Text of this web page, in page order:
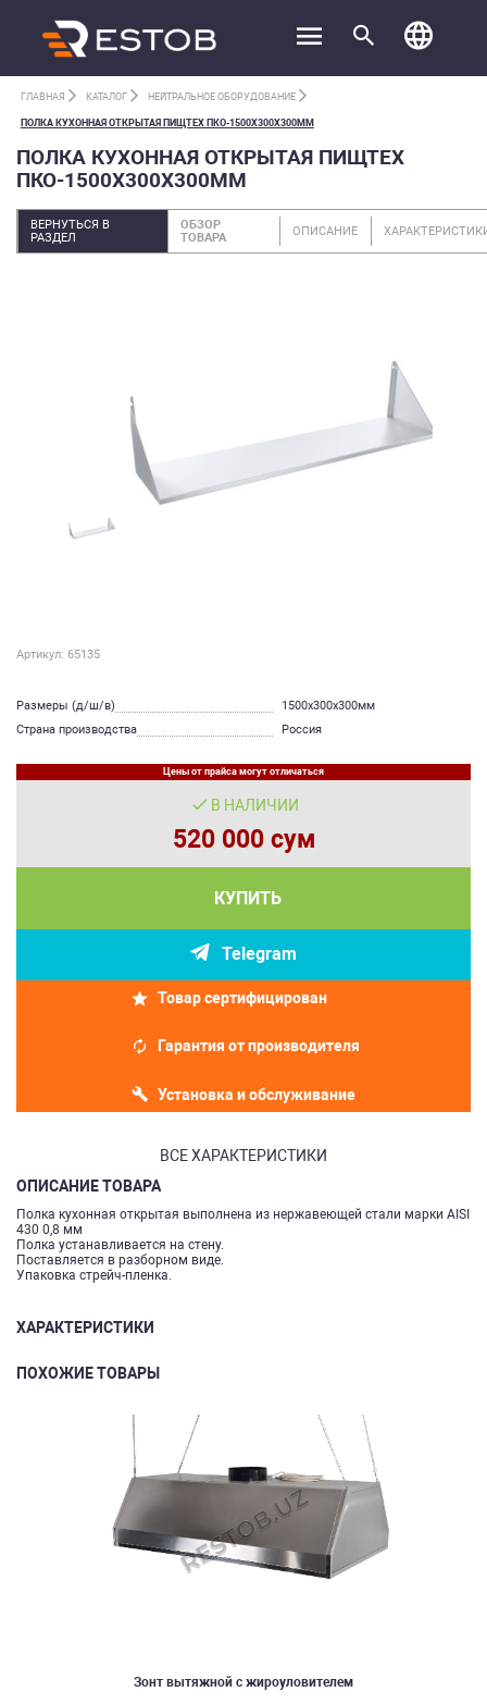
ГЛАВНАЯ КАТАЛОГ НЕЙТРАЛЬНОЕ ОБОРУДОВАНИЕ
ПОЛКА КУХОННАЯ ОТКРЫТАЯ ПИЩТЕХ ПКО-1500Х300Х300ММ
ПОЛКА КУХОННАЯ ОТКРЫТАЯ ПИЩТЕХ
ПКО-1500Х300Х300ММ
ВЕРНУТЬСЯ В
РАЗДЕЛ
ОБЗОР
ТОВАРА
ОПИСАНИЕ
Артикул: 65135
Размеры (д/ш/в)
1500х300х300мм
Страна производства
Россия
Цены от прайса могут отличаться
В НАЛИЧИИ
520 000 сум
КУПИТЬ
Telegram
Товар сертифицирован
Гарантия от производителя
Установка и обслуживание
ВСЕ ХАРАКТЕРИСТИКИ
ОПИСАНИЕ ТОВАРА
Полка кухонная открытая выполнена из нержавеющей стали марки AISI
430 0,8 мм
Полка устанавливается на стену.
Поставляется в разборном виде.
Упаковка стрейч-пленка.
ХАРАКТЕРИСТИКИ
ПОХОЖИЕ ТОВАРЫ
Зонт вытяжной с жироуловителем